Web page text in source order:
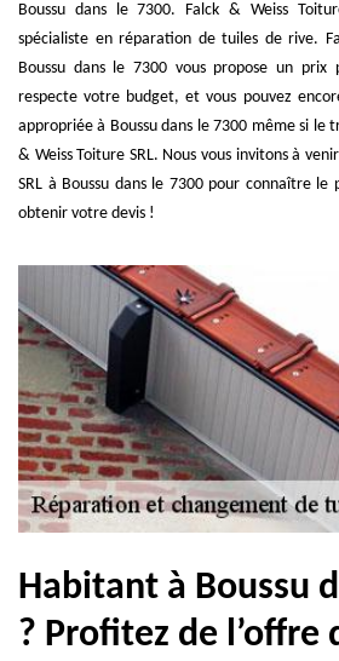
Boussu dans le 7300. Falck & Weiss
spécialiste en réparation de tuiles de rive.
Boussu dans le 7300 vous propose un
respecte votre budget, et vous pouvez
appropriée à Boussu dans le 7300 même si le
& Weiss Toiture SRL. Nous vous invitons à
SRL à Boussu dans le 7300 pour connaître
obtenir votre devis !
Habitant à Boussu
? Profitez de l’offre